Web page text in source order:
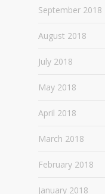
September 2018
August 2018
July 2018
May 2018
April 2018
March 2018
February 2018
January 2018